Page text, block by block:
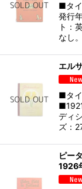
■タ
発行
ト：
なし
エル
■タイ
ディ
ズ：
ピー
1926